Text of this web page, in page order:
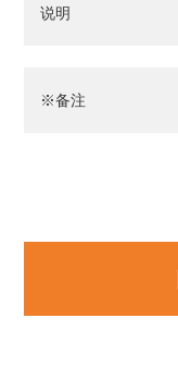
说明
※备注